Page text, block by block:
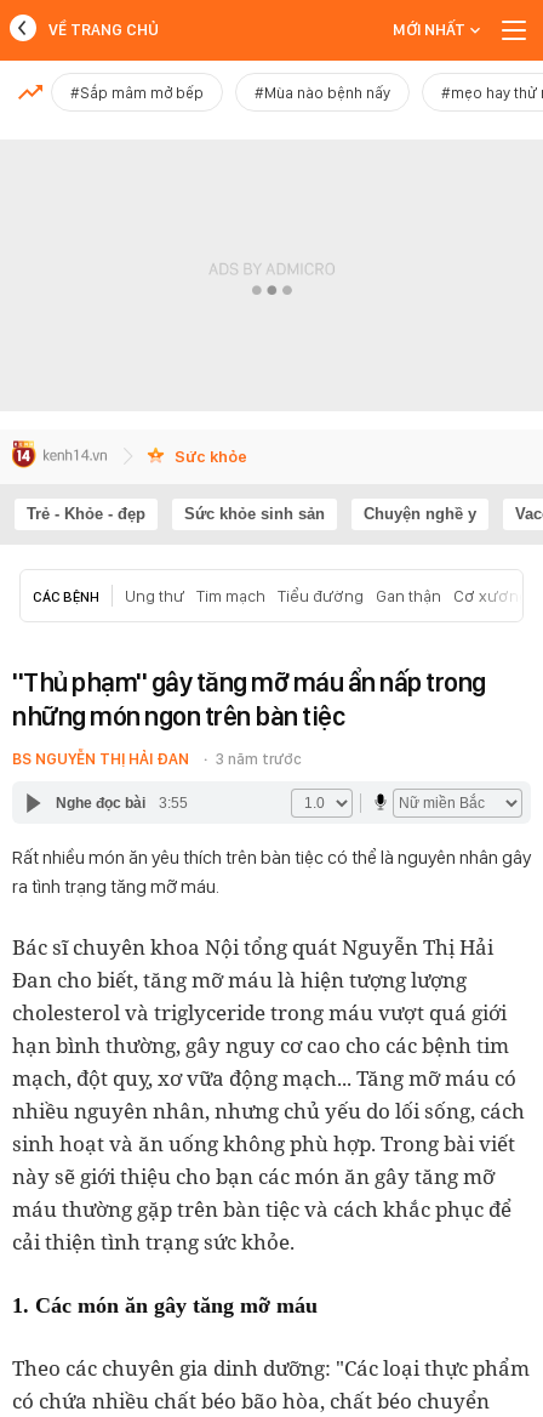
MỚI NHẤT
VỀ TRANG CHỦ MỚI NHẤT
#Sắp mâm mở bếp #Mùa nào bệnh nấy #mẹo hay thử
Sức khỏe
Trẻ - Khỏe - đẹp Sức khỏe sinh sản Chuyện nghề y
CÁC BỆNH Ung thư Tim mạch Tiểu đường Gan thận Cơ xương
''Thủ phạm'' gây tăng mỡ máu ẩn nấp trong
những món ngon trên bàn tiệc
BS NGUYỄN THỊ HẢI ĐAN 3 năm trước
Nghe đọc bài 3:55
Rất nhiều món ăn yêu thích trên bàn tiệc có thể là nguyên nhân gây
ra tình trạng tăng mỡ máu.
Bác sĩ chuyên khoa Nội tổng quát Nguyễn Thị Hải
Đan cho biết, tăng mỡ máu là hiện tượng lượng
cholesterol và triglyceride trong máu vượt quá giới
hạn bình thường, gây nguy cơ cao cho các bệnh tim
mạch, đột quỵ, xơ vữa động mạch... Tăng mỡ máu có
nhiều nguyên nhân, nhưng chủ yếu do lối sống, cách
sinh hoạt và ăn uống không phù hợp. Trong bài viết
này sẽ giới thiệu cho bạn các món ăn gây tăng mỡ
máu thường gặp trên bàn tiệc và cách khắc phục để
cải thiện tình trạng sức khỏe.
1. Các món ăn gây tăng mỡ máu
Theo các chuyên gia dinh dưỡng: "Các loại thực phẩm
có chứa nhiều chất béo bão hòa, chất béo chuyển